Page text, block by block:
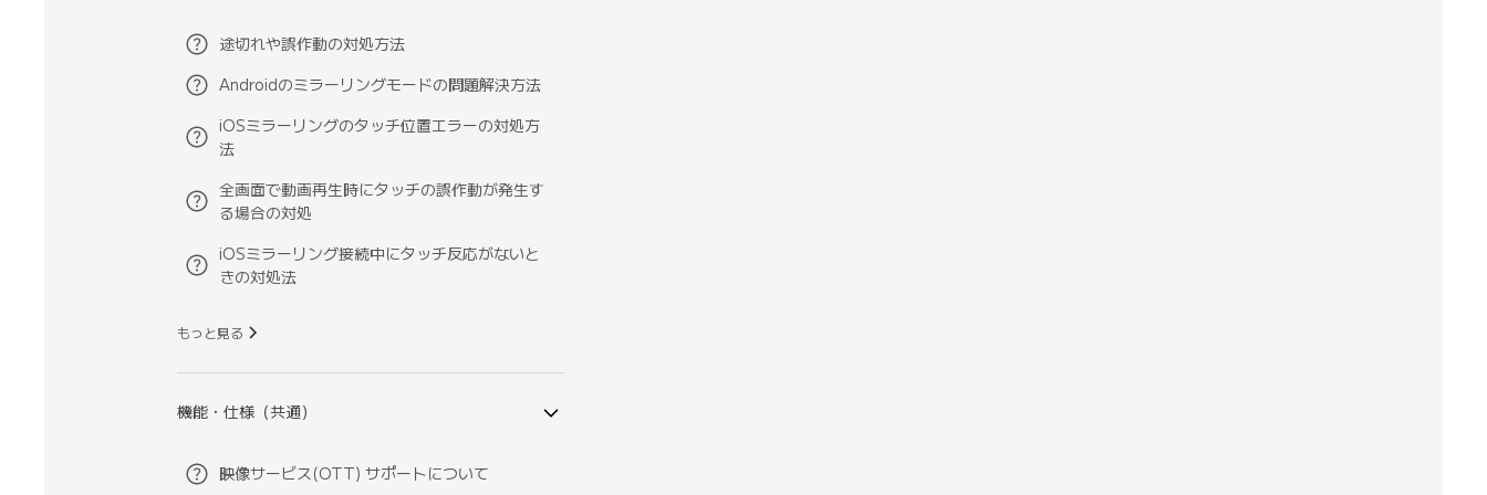
途切れや誤作動の対処方法
Androidのミラーリングモードの問題解決方法
iOSミラーリングのタッチ位置エラーの対処方
法
全画面で動画再生時にタッチの誤作動が発生す
る場合の対処
iOSミラーリング接続中にタッチ反応がないと
きの対処法
もっと見る
機能・仕様（共通）
映像サービス(OTT) サポートについて